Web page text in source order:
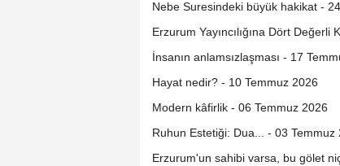
Nebe Suresindeki büyük hakikat -
Erzurum Yayıncılığına Dört Değerli
İnsanın anlamsızlaşması - 17
Hayat nedir? - 10 Temmuz 2026
Modern kâfirlik - 06 Temmuz 2026
Ruhun Estetiği: Dua... - 03 Temmuz
Erzurum'un sahibi varsa, bu gölet